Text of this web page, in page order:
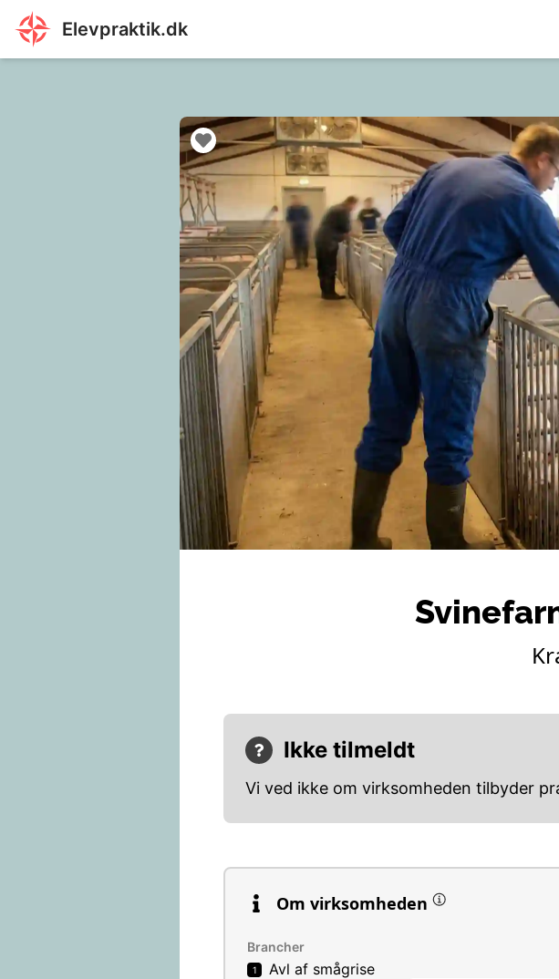
Elevpraktik.dk
Ikke tilmeldt
Vi ved ikke om virksomheden tilbyder
Om virksomheden
Brancher
1 Avl af smågrise